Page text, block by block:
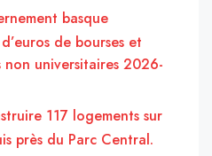
basque
de bourses et
non universitaires 2026-
117 logements sur
près du Parc Central.